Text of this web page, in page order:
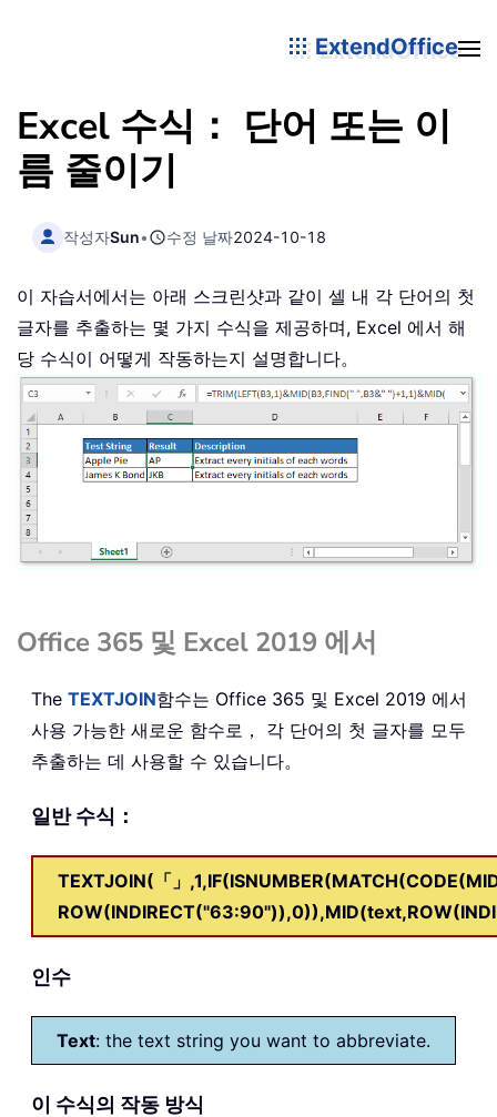
ExtendOffice
Excel 수식： 단어 또는 이
름 줄이기
작성자Sun• 수정 날짜2024-10-18
이 자습서에서는 아래 스크린샷과 같이 셀 내 각 단어의 첫
글자를 추출하는 몇 가지 수식을 제공하며, Excel 에서 해
당 수식이 어떻게 작동하는지 설명합니다。
Office 365 및 Excel 2019 에서
The TEXTJOIN함수는 Office 365 및 Excel 2019 에서
사용 가능한 새로운 함수로， 각 단어의 첫 글자를 모두
추출하는 데 사용할 수 있습니다。
일반 수식：
TEXTJOIN(「」
인수
Text: the text string you want to abbreviate.
이 수식의 작동 방식